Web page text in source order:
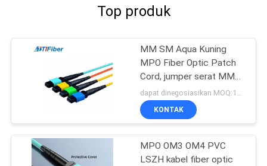
Top produk
MM SM Aqua Kuning
MPO Fiber Optic Patch
Cord, jumper serat MM
SM Hijau Biru
dapat dinegosiasikan MOQ:1000
KONTAK
MPO OM3 OM4 PVC
LSZH kabel fiber optic